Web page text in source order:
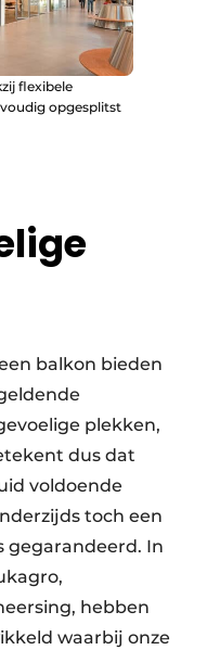
flexibele
opgesplitst
balkon bieden
plekken,
dus dat
voldoende
toch een
gegarandeerd. In
hebben
waarbij onze